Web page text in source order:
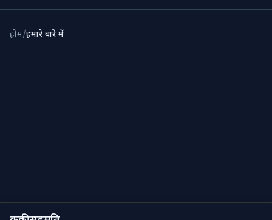
होम/हमारे बारे में